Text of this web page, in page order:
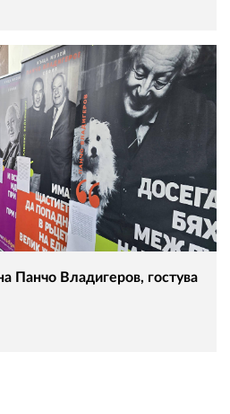
Панчо Владигеров, гостува